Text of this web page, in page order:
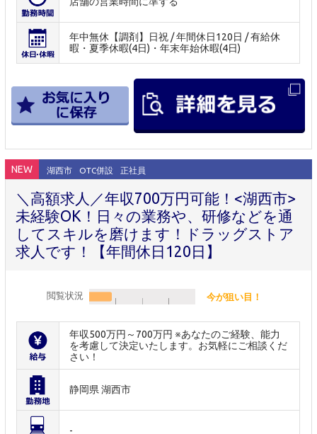
年中無休【調剤】日祝 / 年間休日120日 / 有給休
暇・夏季休暇(4日)・年末年始休暇(4日)
NEW 湖西市 OTC併設 正社員
＼高額求人／年収700万円可能！<湖西市>
未経験OK！日々の業務や、研修などを通
してスキルを磨けます！ドラッグストア
求人です！【年間休日120日】
閲覧状況 今が狙い目！
年収500万円～700万円 ※あなたのご経験、能力
を考慮して決定いたします。お気軽にご相談くだ
さい！
静岡県 湖西市
-